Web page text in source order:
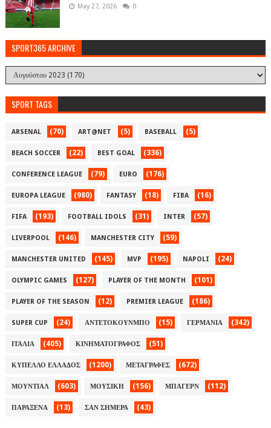
May 27, 2026 0
SPORT365 ARCHIVE
SPORT TAGS
ARSENAL (70) ART@NET (5) BASEBALL (5)
BEACH SOCCER (22) BEST GOAL (336)
CONFERENCE LEAGUE (79) EURO (176)
EUROPA LEAGUE (980) FANTASY (18) FIBA (16)
FIFA (193) FOOTBALL IDOLS (31) INTER (57)
LIVERPOOL (146) MANCHESTER CITY (59)
MANCHESTER UNITED (145) MVP (195) NAPOLI (24)
OLYMPIC GAMES (127) PLAYER OF THE MONTH (101)
PLAYER OF THE SEASON (12) PREMIER LEAGUE (186)
SUPER CUP (24) ΑΝΤΕΤΟΚΟΥΝΜΠΟ (15) ΓΕΡΜΑΝΙΑ (342)
ΙΤΑΛΙΑ (405) ΚΙΝΗΜΑΤΟΓΡΑΦΟΣ (51)
ΚΥΠΕΛΛΟ ΕΛΛΑΔΟΣ (1200) ΜΕΤΑΓΡΑΦΕΣ (672)
ΜΟΥΝΤΙΑΛ (603) ΜΟΥΣΙΚΗ (156) ΜΠΑΓΕΡΝ (112)
ΠΑΡΑΞΕΝΑ (13) ΣΑΝ ΣΗΜΕΡΑ (43)